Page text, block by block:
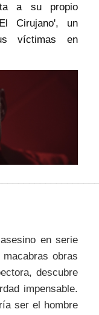
a su propio
Cirujano', un
víctimas en
en serie
obras
descubre
impensable.
ser el hombre